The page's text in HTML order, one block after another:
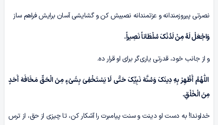
نصرتی پیروزمندانه و عزتمندانه نصیبش کن و گشایشی آسان برایش فراهم ساز
وَاجْعَلْ لَهُ مِنْ لَدُنْکَ سُلْطَاناً نَصِیراً.
و از جانب خود، قدرتی یاری‌گر برای او قرار ده.
اللّٰهُمَّ أَظْهِرْ بِهِ دِینَکَ وَسُنَّهَ نَبِیِّکَ حَتَّى لَا یَسْتَخْفِیَ بِشَیْءٍ مِنَ الْحَقِّ مَخَافَهَ أَحَدٍ
مِنَ الْخَلْقِ.
خداوندا! به دست او دینت و سنت پیامبرت را آشکار کن، تا چیزی از حق، از ترس